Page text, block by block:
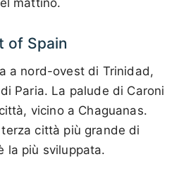
of Spain
a nord-ovest di Trinidad,
Paria. La palude di Caroni
vicino a Chaguanas.
città più grande di
la più sviluppata.